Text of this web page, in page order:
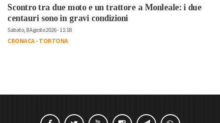
Scontro tra due moto e un trattore a Monleale: i due
centauri sono in gravi condizioni
Sabato, 8 Agosto 2026 - 11:18
CRONACA-TORTONA